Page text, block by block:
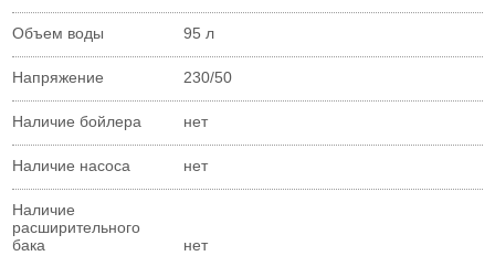
Объем воды 95 л
Напряжение 230/50
Наличие бойлера нет
Наличие насоса нет
Наличие
расширительного
бака
нет